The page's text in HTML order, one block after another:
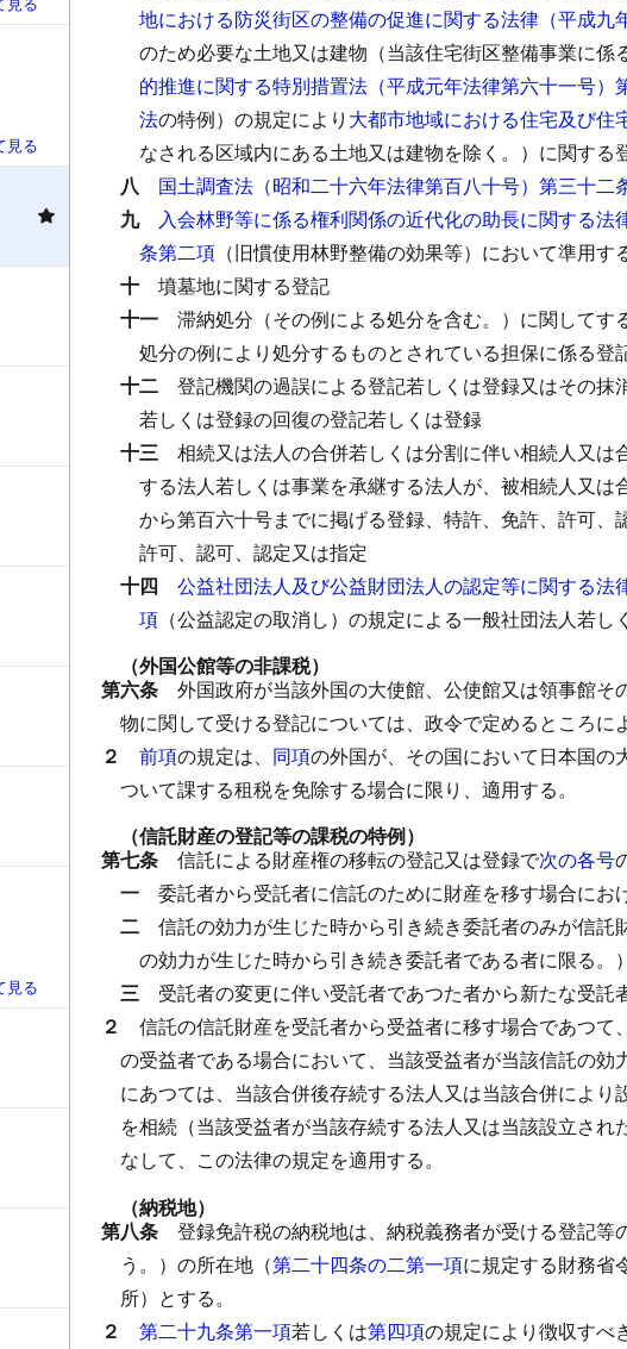
地における防災街区の整備の促進に関する法律（平成九
のため必要な土地又は建物（当該住宅街区整備事業に係
的推進に関する特別措置法（平成元年法律第六十一号）
法の特例）の規定により 大都市地域における住宅及び住
なされる区域内にある土地又は建物を除く。）に関する
八
国土調査法（昭和二十六年法律第百八十号）第三十二
九
入会林野等に係る権利関係の近代化の助長に関する
条第二項 （旧慣使用林野整備の効果等）において準用
十
墳墓地に関する登記
十一
滞納処分（その例による処分を含む。）に関して
処分の例により処分するものとされている担保に係る登
十二
登記機関の過誤による登記若しくは登録又はその
若しくは登録の回復の登記若しくは登録
十三
相続又は法人の合併若しくは分割に伴い相続人又
する法人若しくは事業を承継する法人が、被相続人又
から第百六十号までに掲げる登録、特許、免許、許可、
許可、認可、認定又は指定
十四
公益社団法人及び公益財団法人の認定等に関する
項 （公益認定の取消し）の規定による一般社団法人若
（外国公館等の非課税）
第六条
外国政府が当該外国の大使館、公使館又は領事館そ
物に関して受ける登記については、政令で定めるところに
２
前項の規定は、 同項の外国が、その国において日本国の
ついて課する租税を免除する場合に限り、適用する。
（信託財産の登記等の課税の特例）
第七条
信託による財産権の移転の登記又は登録で次の各号
一
委託者から受託者に信託のために財産を移す場合にお
二
信託の効力が生じた時から引き続き委託者のみが信
の効力が生じた時から引き続き委託者である者に限る
三
受託者の変更に伴い受託者であつた者から新たな受
２
信託の信託財産を受託者から受益者に移す場合であつ
の受益者である場合において、当該受益者が当該信託の
にあつては、当該合併後存続する法人又は当該合併によ
を相続（当該受益者が当該存続する法人又は当該設立さ
なして、この法律の規定を適用する。
（納税地）
第八条
登録免許税の納税地は、納税義務者が受ける登記
う。）の所在地（第二十四条の二第一項に規定する財務省
所）とする。
２
第二十九条第一項若しくは第四項の規定により徴収すべ